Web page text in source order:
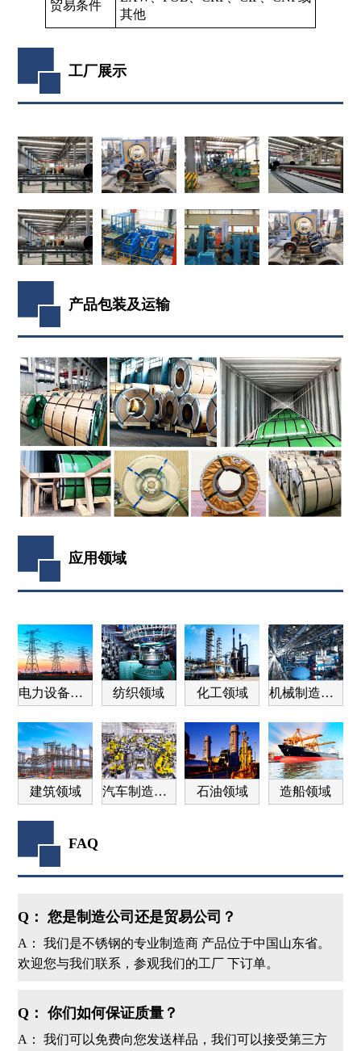
贸易条件
其他
工厂展示
产品包装及运输
应用领域
电力设备领域 纺织领域 化工领域 机械制造领域
建筑领域 汽车制造领域 石油领域 造船领域
FAQ
Q： 您是制造公司还是贸易公司？
A： 我们是不锈钢的专业制造商 产品位于中国山东省。
欢迎您与我们联系，参观我们的工厂 下订单。
Q： 你们如何保证质量？
A： 我们可以免费向您发送样品，我们可以接受第三方